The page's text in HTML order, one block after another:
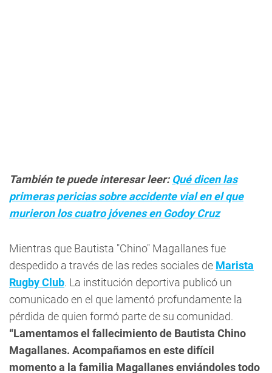
También te puede interesar leer: Qué dicen las
primeras pericias sobre accidente vial en el que
murieron los cuatro jóvenes en Godoy Cruz
Mientras que Bautista "Chino" Magallanes fue
despedido a través de las redes sociales de Marista
Rugby Club. La institución deportiva publicó un
comunicado en el que lamentó profundamente la
pérdida de quien formó parte de su comunidad.
“Lamentamos el fallecimiento de Bautista Chino
Magallanes. Acompañamos en este difícil
momento a la familia Magallanes enviándoles todo